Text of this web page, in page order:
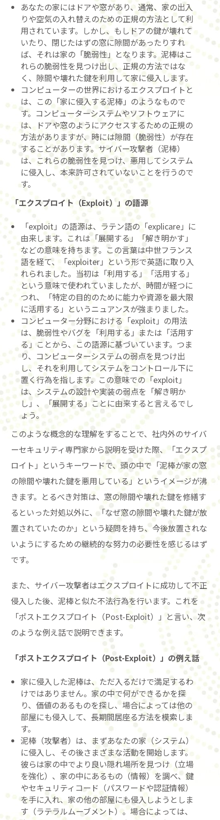
あなたの家にはドアや窓があり、通常、家の出入
りや空気の入れ替えのための正規の方法として利
用されています。しかし、もしドアの鍵が壊れて
いたり、閉じたはずの窓に隙間があったりすれ
ば、それは家の「脆弱性」となります。泥棒はこ
れらの脆弱性を見つけ出し、正規の方法ではな
く、隙間や壊れた鍵を利用して家に侵入します。
コンピューターの世界におけるエクスプロイトと
は、この「家に侵入する泥棒」のようなもので
す。コンピューターシステムやソフトウェアに
は、ドアや窓のようにアクセスするための正規の
方法がありますが、時には隙間（脆弱性）が存在
することがあります。サイバー攻撃者（泥棒）
は、これらの脆弱性を見つけ、悪用してシステム
に侵入し、本来許可されていないことを行うので
す。
「エクスプロイト（Exploit）」の語源
「exploit」の語源は、ラテン語の「explicare」に
由来します。これは「展開する」「解き明かす」
などの意味を持ちます。この言葉は中世フランス
語を経て、「exploiter」という形で英語に取り入
れられました。当初は「利用する」「活用する」
という意味で使われていましたが、時間が経つに
つれ、「特定の目的のために能力や資源を最大限
に活用する」というニュアンスが強まりました。
コンピューター分野における「exploit」の用法
は、脆弱性やバグを「利用する」または「活用す
る」ことから、この語源に基づいています。つま
り、コンピューターシステムの弱点を見つけ出
し、それを利用してシステムをコントロール下に
置く行為を指します。この意味での「exploit」
は、システムの設計や実装の弱点を「解き明か
し」、「展開する」ことに由来すると言えるでし
ょう。
このような概念的な理解をすることで、社内外のサイバ
ーセキュリティ専門家から説明を受けた際、「エクスプ
ロイト」というキーワードで、頭の中で「泥棒が家の窓
の隙間や壊れた鍵を悪用している」というイメージが沸
きます。とるべき対策は、窓の隙間や壊れた鍵を修繕す
るといった対処以外に、「なぜ窓の隙間や壊れた鍵が放
置されていたのか」という疑問を持ち、今後放置されな
いようにするための継続的な努力の必要性を感じるはず
です。
また、サイバー攻撃者はエクスプロイトに成功して不正
侵入した後、泥棒と似た不法行為を行います。これを
「ポストエクスプロイト（Post-Exploit）」と言い、次
のような例え話で説明できます。
「ポストエクスプロイト（Post-Exploit）」の例え話
家に侵入した泥棒は、ただ入るだけで満足するわ
けではありません。家の中で何ができるかを探
り、価値のあるものを探し、場合によっては他の
部屋にも侵入して、長期間居座る方法を模索しま
す。
泥棒（攻撃者）は、まずあなたの家（システム）
に侵入し、その後さまざまな活動を開始します。
彼らは家の中でより良い隠れ場所を見つけ（立場
を強化）、家の中にあるもの（情報）を調べ、鍵
やセキュリティコード（パスワードや認証情報）
を手に入れ、家の他の部屋にも侵入しようとしま
す（ラテラルムーブメント）。場合によっては、